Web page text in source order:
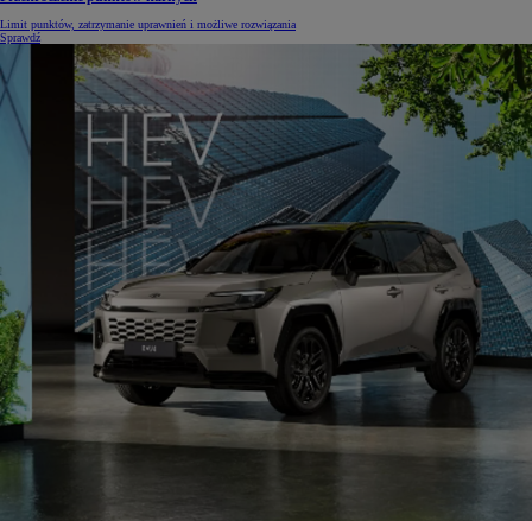
Limit punktów, zatrzymanie uprawnień i możliwe rozwiązania
Sprawdź